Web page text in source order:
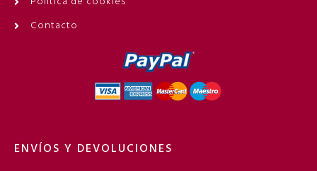
Contacto
ENVÍOS Y DEVOLUCIONES